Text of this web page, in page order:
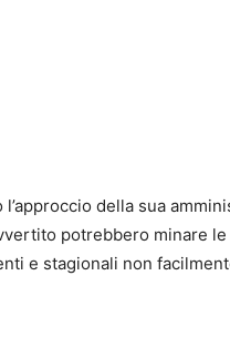
della sua
potrebbero minare
e stagionali non